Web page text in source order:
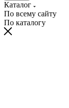
Каталог
По всему сайту
По каталогу